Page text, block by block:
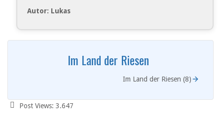
Autor: Lukas
Im Land der Riesen
Im Land der Riesen (8)
Post Views: 3.647